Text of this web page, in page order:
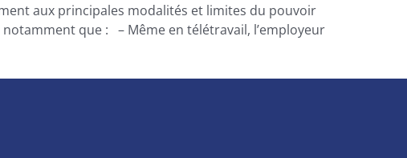
aux principales modalités et limites du pouvoir
que : – Même en télétravail, l’employeur